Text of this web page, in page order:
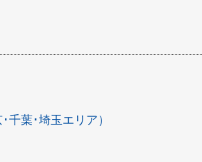
葉･埼玉エリア）